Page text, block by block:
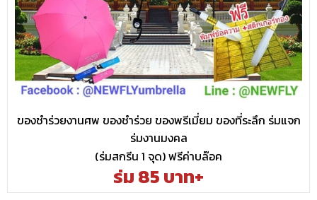
ของชำร่วยงานศพ ของชำร่วย ของพรีเมี่ยม ของที่ระลึก ร่มแจก
ร่มงานมงคล
(ร่มสกรีน 1 จุด) ฟรีค่าบล๊อค
ร่ม 85 บาท+